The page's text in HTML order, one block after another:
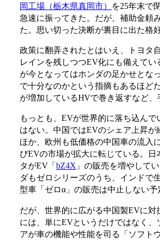
岡工場（栃木県真岡市） を25年末で
急速に振ってきた。だが、補助金頼
た。思い切った決断が裏目に出た格好
政策に翻弄されたとはいえ、トヨタ
レインを残しつつEV化にも備えて
が今となってはホンダの足かせとな
で十分なのかという指摘もあるほど
が増加しているHVで巻き返すなど
もっとも、EVが世界的に落ち込んで
はない。中国ではEVのシェア上昇が
ほか、欧州も低価格の中国車の流入
びEVの市場が拡大に転じている。日
タがEV「bZ4X 」の販売を増やして
ダもゼロシリーズのうち、インドで
型車「ゼロα」の販売は中止しない予
だが、世界的に広がる中国製EVに対
には、単にEVというだけではなく、
アが車の機能や性能を司る「ソフト